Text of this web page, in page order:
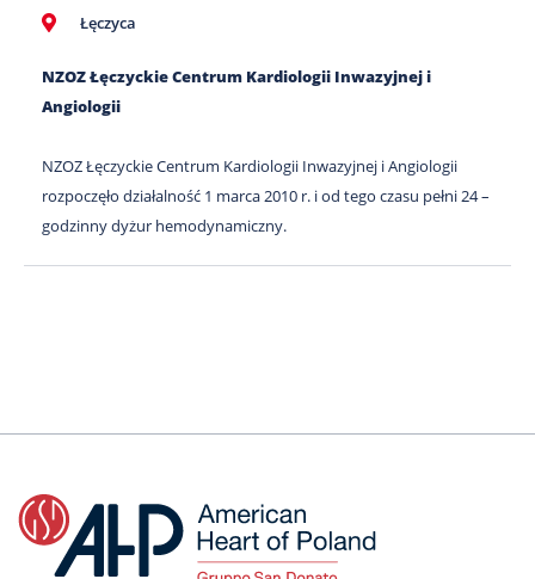
302Łęczyca
NZOZ Łęczyckie Centrum Kardiologii Inwazyjnej i
Angiologii
NZOZ Łęczyckie Centrum Kardiologii Inwazyjnej i Angiologii
rozpoczęło działalność 1 marca 2010 r. i od tego czasu pełni 24 –
godzinny dyżur hemodynamiczny.